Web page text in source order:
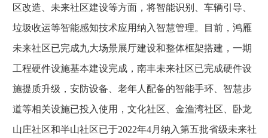
区改造、未来社区建设等方面，将智能识别、车辆引导、
垃圾收运等智能感知技术应用纳入智慧管理。目前，鸿雁
未来社区已完成九大场景展厅建设和整体框架搭建，一期
工程硬件设施基本建设完成，南丰未来社区已完成硬件设
施提质升级，安防设备、老年人配备的智能手环、智慧步
道等相关设施已投入使用，文化社区、金渔湾社区、卧龙
山庄社区和半山社区已于2022年4月纳入第五批省级未来社